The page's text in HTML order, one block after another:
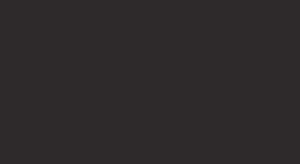
приготовления и очистки бурового раствора